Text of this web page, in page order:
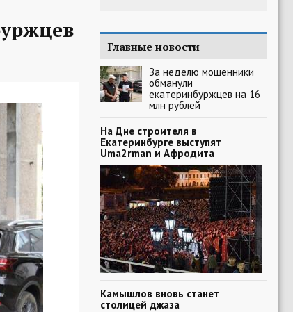
Главные новости
За неделю мошенники
обманули
екатеринбуржцев на 16
млн рублей
На Дне строителя в
Екатеринбурге выступят
Uma2rman и Афродита
Камышлов вновь станет
столицей джаза